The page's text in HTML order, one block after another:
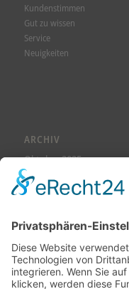
Kundenstimmen
Gut zu wissen
Service
Neuigkeiten
ARCHIV
Oktober 2025
August 2025
Juli 2025
Mai 2025
April 2025
März 2025